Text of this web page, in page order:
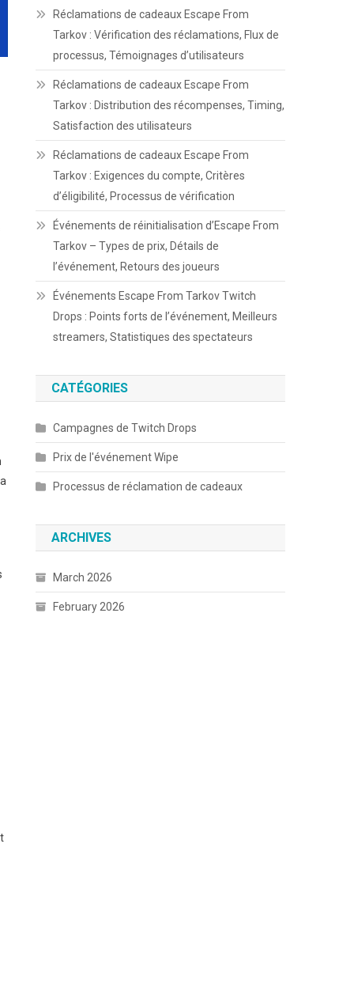
Réclamations de cadeaux Escape From
Tarkov : Vérification des réclamations, Flux de
processus, Témoignages d’utilisateurs
Réclamations de cadeaux Escape From
Tarkov : Distribution des récompenses, Timing,
Satisfaction des utilisateurs
Réclamations de cadeaux Escape From
Tarkov : Exigences du compte, Critères
d’éligibilité, Processus de vérification
Événements de réinitialisation d’Escape From
Tarkov – Types de prix, Détails de
l’événement, Retours des joueurs
Événements Escape From Tarkov Twitch
Drops : Points forts de l’événement, Meilleurs
streamers, Statistiques des spectateurs
CATÉGORIES
Campagnes de Twitch Drops
Prix de l'événement Wipe
Processus de réclamation de cadeaux
ARCHIVES
March 2026
February 2026